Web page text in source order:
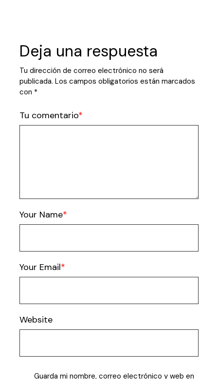
Deja una respuesta
Tu dirección de correo electrónico no será
publicada. Los campos obligatorios están marcados
con *
Tu comentario
Your Name
Your Email
Website
Guarda mi nombre, correo electrónico y web en